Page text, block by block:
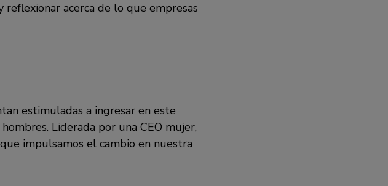
acerca de lo que empresas
estimuladas a ingresar en este
Liderada por una CEO mujer,
impulsamos el cambio en nuestra